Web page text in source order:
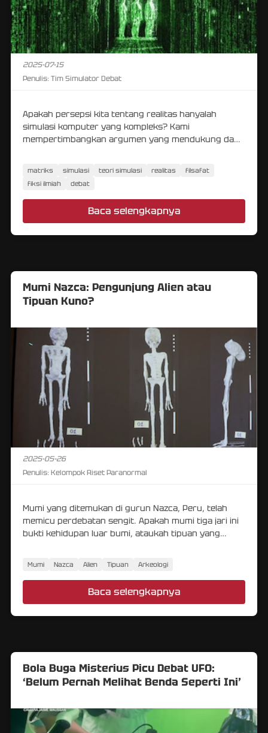
2025-07-15
Penulis: Tim Simulator Debat
Apakah persepsi kita tentang realitas hanyalah
simulasi komputer yang kompleks? Kami
mempertimbangkan argumen yang mendukung dan
matriks simulasi teori simulasi realitas
filsafat
fiksi ilmiah
debat
Baca selengkapnya
Mumi Nazca: Pengunjung Alien atau
Tipuan Kuno?
2025-05-26
Penulis: Kelompok Riset Paranormal
Mumi yang ditemukan di gurun Nazca, Peru, telah
memicu perdebatan sengit. Apakah mumi tiga jari ini
bukti kehidupan luar bumi, ataukah tipuan yang
Mumi Nazca Alien Tipuan Arkeologi
Baca selengkapnya
Bola Buga Misterius Picu Debat UFO:
‘Belum Pernah Melihat Benda Seperti Ini’